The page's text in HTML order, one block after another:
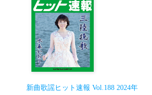
新曲歌謡ヒット速報 Vol.188 2024年